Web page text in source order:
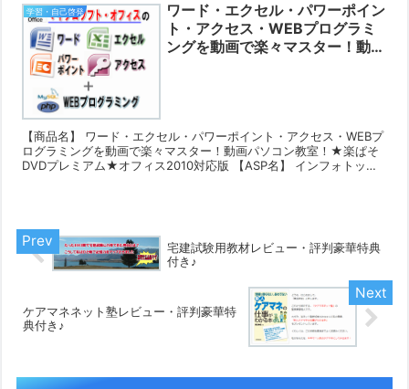
学習・自己啓発
ワード・エクセル・パワーポイン
ト・アクセス・WEBプログラミ
ングを動画で楽々マスター！動画
【商品名】 ワード・エクセル・パワーポイント・アクセス・WEBプ
ログラミングを動画で楽々マスター！動画パソコン教室！★楽ぱそ
DVDプレミアム★オフィス2010対応版 【ASP名】 インフォトップ
宅建試験用教材レビュー・評判豪華特典
付き♪
ケアマネネット塾レビュー・評判豪華特
典付き♪